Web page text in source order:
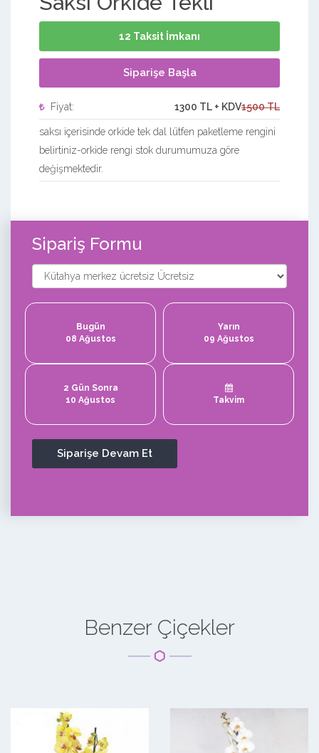
12 Taksit İmkanı
Siparişe Başla
1500 TL
Fiyat: 1300 TL + KDV
saksı içerisinde orkide tek dal lütfen paketleme rengini
belirtiniz-orkide rengi stok durumumuza göre
değişmektedir.
Sipariş Formu
Bugün
08 Ağustos
Yarın
09 Ağustos
2 Gün Sonra
10 Ağustos
Takvim
Benzer Çiçekler